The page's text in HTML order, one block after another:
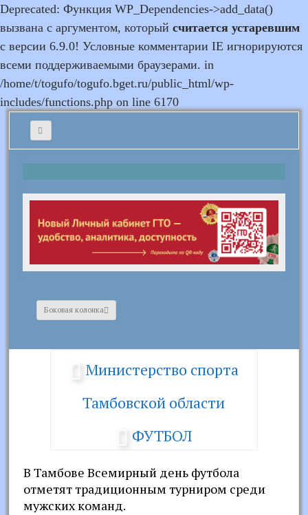
Deprecated: Функция WP_Dependencies->add_data()
вызвана с аргументом, который считается устаревшим
с версии 6.9.0! Условные комментарии IE игнорируются
всеми поддерживаемыми браузерами. in
/home/t/togufo/togufo.bget.ru/public_html/wp-
includes/functions.php on line 6170
Боковая колонка
Министерство спорта
Тамбовской области
ФУТБОЛ
В Тамбове Всемирный день футбола
отметят традиционным турниром среди
мужских команд.